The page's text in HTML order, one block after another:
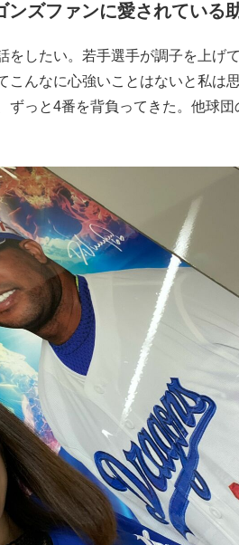
ンズファンに愛されている
したい。若手選手が調子を上げ
こんなに心強いことはないと私は
ずっと4番を背負ってきた。他球